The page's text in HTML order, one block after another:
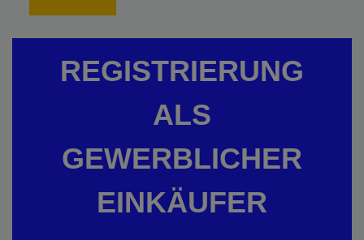
REGISTRIERUNG
ALS
GEWERBLICHER
EINKÄUFER